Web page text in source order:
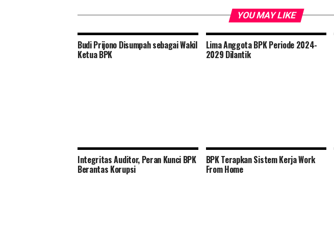
YOU MAY LIKE
Budi Prijono Disumpah sebagai Wakil
Ketua BPK
Lima Anggota BPK Periode 2024-
2029 Dilantik
Integritas Auditor, Peran Kunci BPK
Berantas Korupsi
BPK Terapkan Sistem Kerja Work
From Home